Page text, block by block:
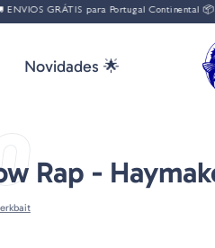
GRÁTIS para Portugal Continental 📦 em
Novidades 🌟
Rap -